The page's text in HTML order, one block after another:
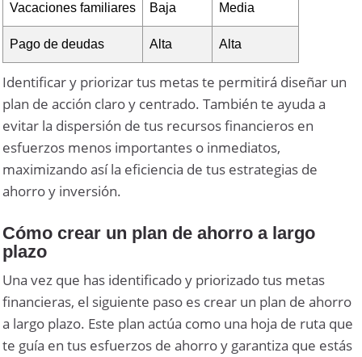
Vacaciones familiares Baja Media
Pago de deudas Alta Alta
Identificar y priorizar tus metas te permitirá diseñar un
plan de acción claro y centrado. También te ayuda a
evitar la dispersión de tus recursos financieros en
esfuerzos menos importantes o inmediatos,
maximizando así la eficiencia de tus estrategias de
ahorro y inversión.
Cómo crear un plan de ahorro a largo
plazo
Una vez que has identificado y priorizado tus metas
financieras, el siguiente paso es crear un plan de ahorro
a largo plazo. Este plan actúa como una hoja de ruta que
te guía en tus esfuerzos de ahorro y garantiza que estás